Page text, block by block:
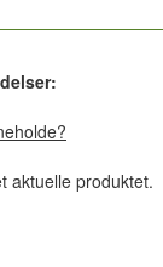
aktuelle produktet.